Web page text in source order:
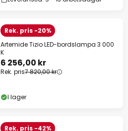
Rek. pris -20%
Artemide Tizio LED-bordslampa 3 000
K
6 256,00 kr
Rek. pris7 820,00 kr
I lager
Rek. pris -42%